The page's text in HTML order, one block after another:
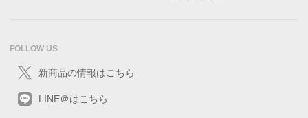
FOLLOW US
新商品の情報はこちら
LINE＠はこちら